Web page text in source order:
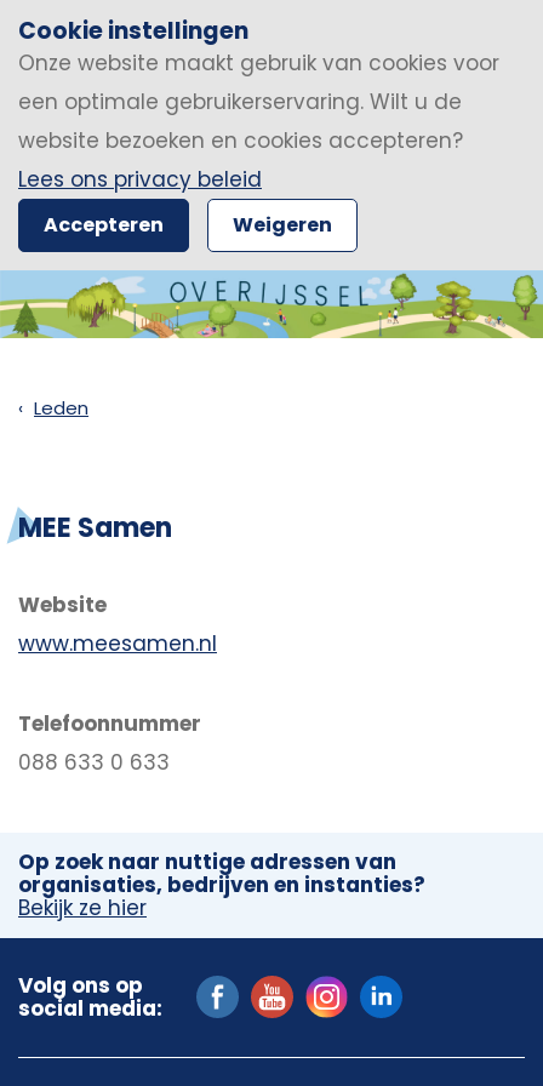
Cookie instellingen
Onze website maakt gebruik van cookies voor
een optimale gebruikerservaring. Wilt u de
website bezoeken en cookies accepteren?
Lees ons privacy beleid
Accepteren Weigeren
Leden
MEE Samen
Website
www.meesamen.nl
Telefoonnummer
088 633 0 633
Op zoek naar nuttige adressen van
organisaties, bedrijven en instanties?
Bekijk ze hier
Volg ons op
social media: